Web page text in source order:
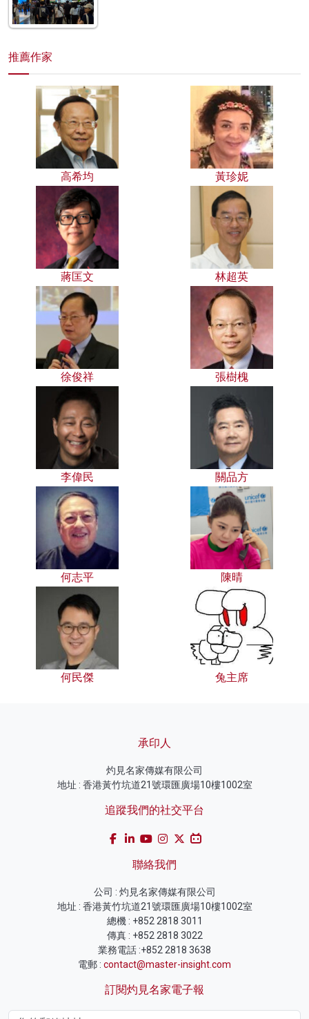
推薦作家
高希均 黃珍妮
蔣匡文 林超英
徐俊祥 張樹槐
李偉民 關品方
何志平 陳晴
何民傑 兔主席
承印人
灼見名家傳媒有限公司
地址 : 香港黃竹坑道21號環匯廣場10樓1002室
追蹤我們的社交平台
聯絡我們
公司 : 灼見名家傳媒有限公司
地址 : 香港黃竹坑道21號環匯廣場10樓1002室
總機 : +852 2818 3011
傳真 : +852 2818 3022
業務電話 :+852 2818 3638
電郵 : contact@master-insight.com
訂閱灼見名家電子報